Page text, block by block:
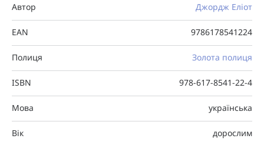
Автор Джордж Еліот
EAN 9786178541224
Полиця Золота полиця
ISBN 978-617-8541-22-4
Мова українська
Вік дорослим